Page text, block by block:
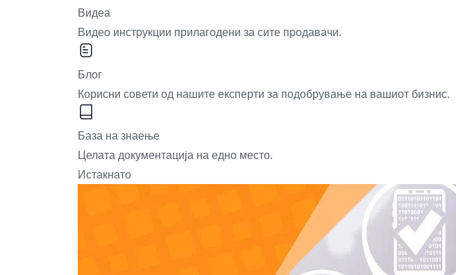
Видеа
Видео инструкции прилагодени за сите продавачи.
Блог
Корисни совети од нашите експерти за подобрување на вашиот бизнис.
База на знаење
Целата документација на едно место.
Истакнато